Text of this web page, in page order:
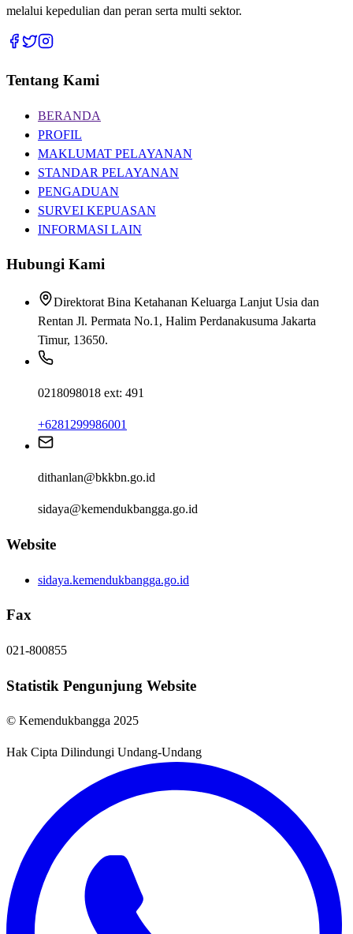
melalui kepedulian dan peran serta multi sektor.
Tentang Kami
BERANDA
PROFIL
MAKLUMAT PELAYANAN
STANDAR PELAYANAN
PENGADUAN
SURVEI KEPUASAN
INFORMASI LAIN
Hubungi Kami
Direktorat Bina Ketahanan Keluarga Lanjut Usia dan
Rentan Jl. Permata No.1, Halim Perdanakusuma Jakarta
Timur, 13650.
0218098018 ext: 491
+6281299986001
dithanlan@bkkbn.go.id
sidaya@kemendukbangga.go.id
Website
sidaya.kemendukbangga.go.id
Fax
021-800855
Statistik Pengunjung Website
© Kemendukbangga 2025
Hak Cipta Dilindungi Undang-Undang